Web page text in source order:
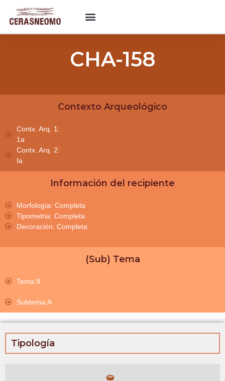
CHA-158
Contexto Arqueológico
Contx. Arq. 1:
1a
Contx. Arq. 2:
Ia
Información del recipiente
Morfología: Completa
Tipometria: Completa
Decoración: Completa
(Sub) Tema
Tema:8
Subtema:A
Tipología